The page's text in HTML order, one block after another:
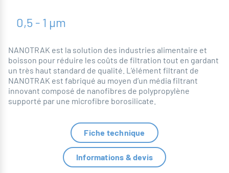
0,5 - 1 µm
NANOTRAK est la solution des industries alimentaire et
boisson pour réduire les coûts de filtration tout en gardant
un très haut standard de qualité. L’élément filtrant de
NANOTRAK est fabriqué au moyen d’un média filtrant
innovant composé de nanofibres de polypropylène
supporté par une microfibre borosilicate.
Fiche technique
Informations & devis